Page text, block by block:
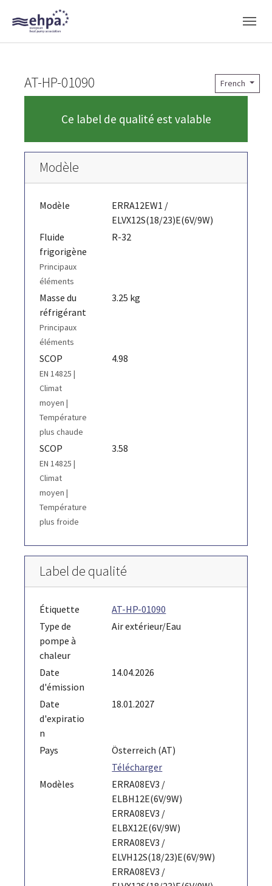
Skip to main navigation
Skip to main content
Skip to page footer
French
AT-HP-01090
Ce label de qualité est valable
Modèle
Modèle
ERRA12EW1 /
ELVX12S(18/23)E(6V/9W)
Fluide
frigorigène
Principaux
éléments
R-32
Masse du
réfrigérant
Principaux
éléments
3.25 kg
SCOP
EN 14825 |
Climat
moyen |
Température
plus chaude
4.98
SCOP
EN 14825 |
Climat
moyen |
Température
plus froide
3.58
Label de qualité
Étiquette
AT-HP-01090
Type de
pompe à
chaleur
Air extérieur/Eau
Date
d'émission
14.04.2026
Date
d'expiratio
n
18.01.2027
Pays
Österreich (AT)
Télécharger
Modèles
ERRA08EV3 /
ELBH12E(6V/9W)
ERRA08EV3 /
ELBX12E(6V/9W)
ERRA08EV3 /
ELVH12S(18/23)E(6V/9W)
ERRA08EV3 /